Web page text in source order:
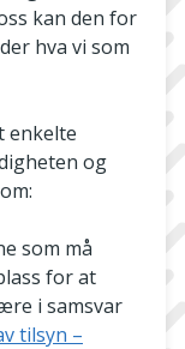
kan den for
hva vi som
enkelte
og
som må
for at
i samsvar
tilsyn –